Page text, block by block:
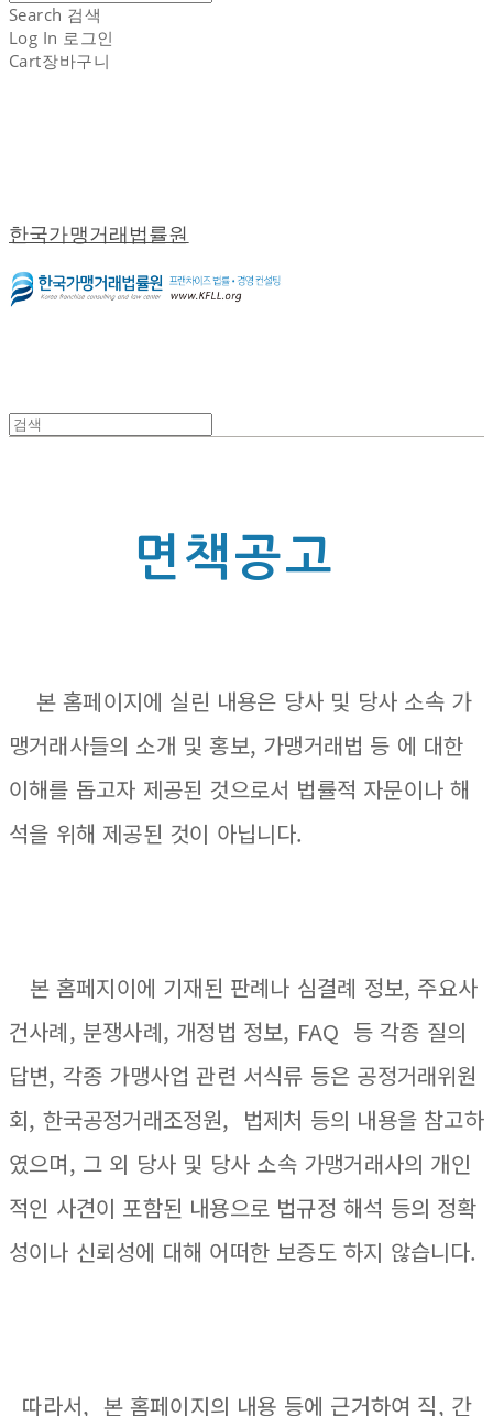
Search 검색
Log In 로그인
Cart장바구니
한국가맹거래법률원
면책공고
본 홈페이지에 실린 내용은 당사 및 당사 소속 가
맹거래사들의 소개 및 홍보, 가맹거래법 등 에 대한
이해를 돕고자 제공된 것으로서 법률적 자문이나 해
석을 위해 제공된 것이 아닙니다.
본 홈페지이에 기재된 판례나 심결례 정보, 주요사
건사례, 분쟁사례, 개정법 정보, FAQ 등 각종 질의
답변, 각종 가맹사업 관련 서식류 등은 공정거래위원
회, 한국공정거래조정원, 법제처 등의 내용을 참고하
였으며, 그 외 당사 및 당사 소속 가맹거래사의 개인
적인 사견이 포함된 내용으로 법규정 해석 등의 정확
성이나 신뢰성에 대해 어떠한 보증도 하지 않습니다.
따라서, 본 홈페이지의 내용 등에 근거하여 직, 간